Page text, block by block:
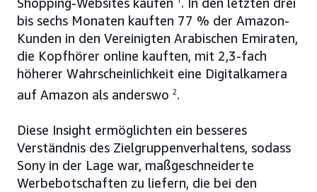
bis sechs Monaten kauften 77 % der Amazon-
Kunden in den Vereinigten Arabischen Emiraten,
die Kopfhörer online kauften, mit 2,3-fach
höherer Wahrscheinlichkeit eine Digitalkamera
auf Amazon als anderswo 2.
Diese Insight ermöglichten ein besseres
Verständnis des Zielgruppenverhaltens, sodass
Sony in der Lage war, maßgeschneiderte
Werbebotschaften zu liefern, die bei den